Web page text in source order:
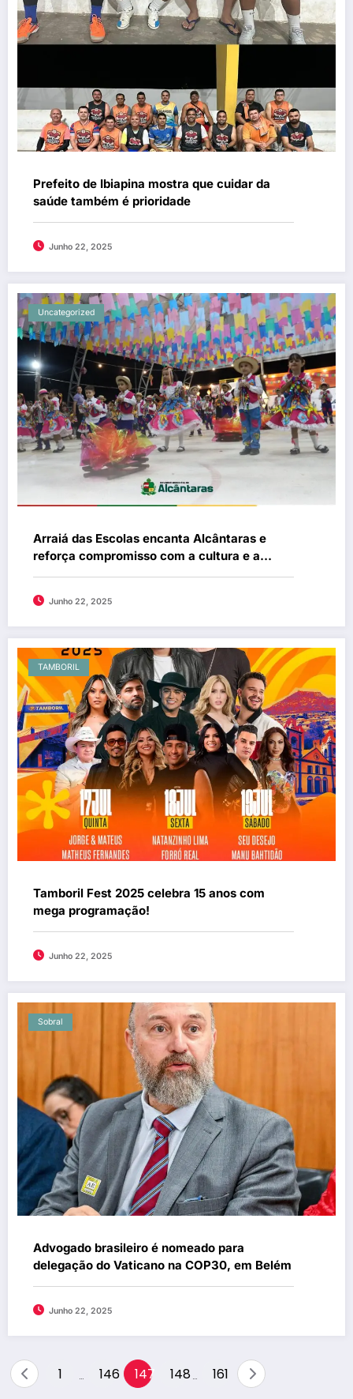
Prefeito de Ibiapina mostra que cuidar da
saúde também é prioridade
Junho 22, 2025
Uncategorized
Arraiá das Escolas encanta Alcântaras e
reforça compromisso com a cultura e a
Junho 22, 2025
TAMBORIL
Tamboril Fest 2025 celebra 15 anos com
mega programação!
Junho 22, 2025
Sobral
Advogado brasileiro é nomeado para
delegação do Vaticano na COP30, em Belém
Junho 22, 2025
Paginação
1 146 147 148 161